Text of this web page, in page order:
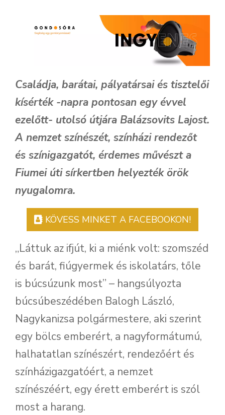
Családja, barátai, pályatársai és tisztelői
kísérték -napra pontosan egy évvel
ezelőtt- utolsó útjára Balázsovits Lajost.
A nemzet színészét, színházi rendezőt
és színigazgatót, érdemes művészt a
Fiumei úti sírkertben helyezték örök
nyugalomra.
KÖVESS MINKET A FACEBOOKON!
„Láttuk az ifjút, ki a miénk volt: szomszéd
és barát, fiúgyermek és iskolatárs, tőle
is búcsúzunk most” – hangsúlyozta
búcsúbeszédében Balogh László,
Nagykanizsa polgármestere, aki szerint
egy bölcs emberért, a nagyformátumú,
halhatatlan színészért, rendezőért és
színházigazgatóért, a nemzet
színészéért, egy érett emberért is szól
most a harang.